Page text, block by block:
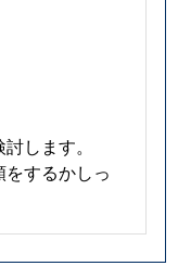
します。
するかしっ